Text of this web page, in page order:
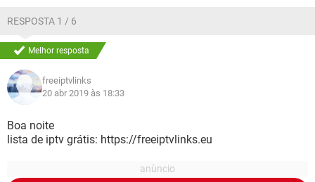
RESPOSTA 1 / 6
Melhor resposta
freeiptvlinks
20 abr 2019 às 18:33
Boa noite
lista de iptv grátis: https://freeiptvlinks.eu